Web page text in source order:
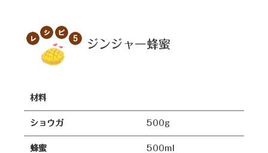
ジンジャー蜂蜜
材料
ショウガ 500g
蜂蜜 500ml